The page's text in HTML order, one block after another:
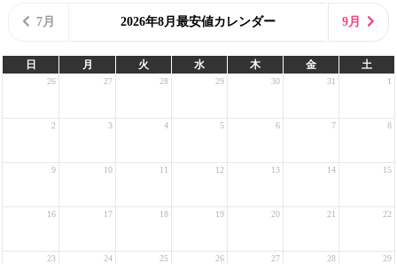
7月 2026年8月最安値カレンダー 9月
日 月 火 水 木 金 土
26 27 28 29 30 31 1
2 3 4 5 6 7 8
9 10 11 12 13 14 15
16 17 18 19 20 21 22
23 24 25 26 27 28 29